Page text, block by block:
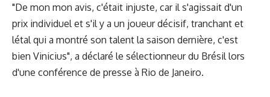
"De mon mon avis, c'était injuste, car il s'agissait d'un
prix individuel et s'il y a un joueur décisif, tranchant et
létal qui a montré son talent la saison dernière, c'est
bien Vinicius", a déclaré le sélectionneur du Brésil lors
d'une conférence de presse à Rio de Janeiro.